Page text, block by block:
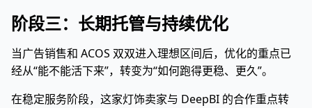
阶段三：长期托管与持续优化
当广告销售和 ACOS 双双进入理想区间后，优化的重点已
经从“能不能活下来”，转变为“如何跑得更稳、更久”。
在稳定服务阶段，这家灯饰卖家与 DeepBI 的合作重点转